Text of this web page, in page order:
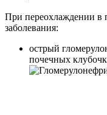
При переохлаждении в
заболевания:
острый
почечных